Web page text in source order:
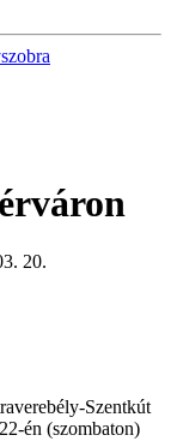
20.
Szentkút
én (szombaton)